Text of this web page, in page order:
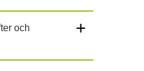
och
+